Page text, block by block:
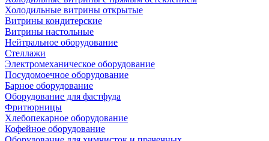
Холодильные витрины открытые
Витрины кондитерские
Витрины настольные
Нейтральное оборудование
Стеллажи
Электромеханическое оборудование
Посудомоечное оборудование
Барное оборудование
Оборудование для фастфуда
Фритюрницы
Хлебопекарное оборудование
Кофейное оборудование